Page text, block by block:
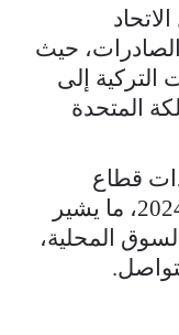
حيث
التركية إلى
المتحدة
قطاع
الآلات 45.3 مليار دولار في عام 2024، ما يشير
المحلية،